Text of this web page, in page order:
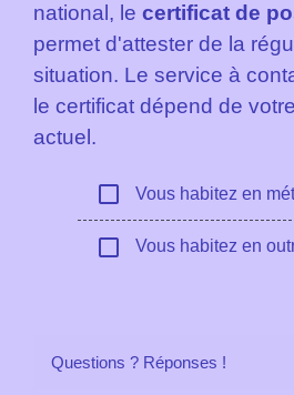
national, le certificat de
permet d'attester de la
situation. Le service à
le certificat dépend de
actuel.
check_box_outline_blank Vous habitez en
check_box_outline_blank Vous habitez en
Questions ? Réponses !